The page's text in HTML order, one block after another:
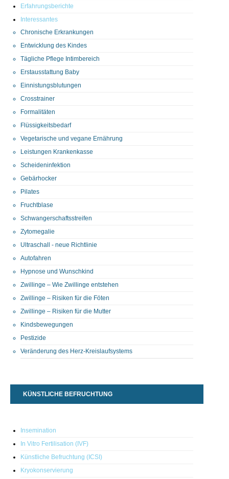
Erfahrungsberichte
Interessantes
Chronische Erkrankungen
Entwicklung des Kindes
Tägliche Pflege Intimbereich
Erstausstattung Baby
Einnistungsblutungen
Crosstrainer
Formalitäten
Flüssigkeitsbedarf
Vegetarische und vegane Ernährung
Leistungen Krankenkasse
Scheideninfektion
Gebärhocker
Pilates
Fruchtblase
Schwangerschaftsstreifen
Zytomegalie
Ultraschall - neue Richtlinie
Autofahren
Hypnose und Wunschkind
Zwillinge – Wie Zwillinge entstehen
Zwillinge – Risiken für die Föten
Zwillinge – Risiken für die Mutter
Kindsbewegungen
Pestizide
Veränderung des Herz-Kreislaufsystems
KÜNSTLICHE BEFRUCHTUNG
Insemination
In Vitro Fertilisation (IVF)
Künstliche Befruchtung (ICSI)
Kryokonservierung